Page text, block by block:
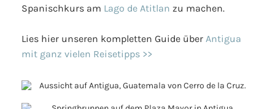
Spanischkurs am Lago de Atitlan zu machen.
Lies hier unseren kompletten Guide über Antigua
mit ganz vielen Reisetipps >>